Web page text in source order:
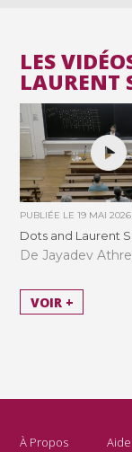
LES
LAURENT
PUBLIÉE LE19 MAI 2026
Dots and Laurent
De Jayadev
VOIR +
À Propos Aide